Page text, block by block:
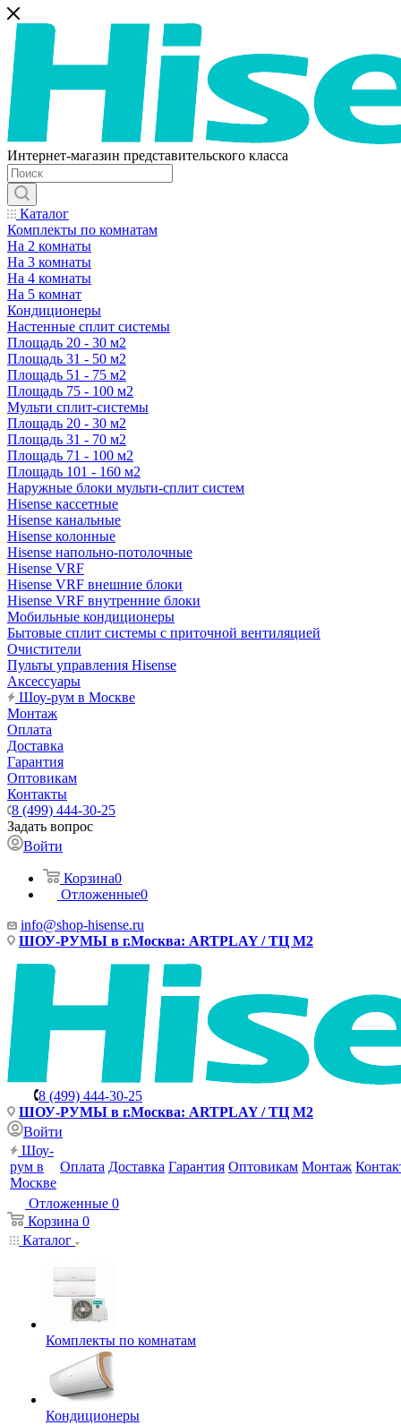
Интернет-магазин представительского класса
Каталог
Комплекты по комнатам
На 2 комнаты
На 3 комнаты
На 4 комнаты
На 5 комнат
Кондиционеры
Настенные сплит системы
Площадь 20 - 30 м2
Площадь 31 - 50 м2
Площадь 51 - 75 м2
Площадь 75 - 100 м2
Мульти сплит-системы
Площадь 20 - 30 м2
Площадь 31 - 70 м2
Площадь 71 - 100 м2
Площадь 101 - 160 м2
Наружные блоки мульти-сплит систем
Hisense кассетные
Hisense канальные
Hisense колонные
Hisense напольно-потолочные
Hisense VRF
Hisense VRF внешние блоки
Hisense VRF внутренние блоки
Мобильные кондиционеры
Бытовые сплит системы с приточной вентиляцией
Очистители
Пульты управления Hisense
Аксессуары
Шоу-рум в Москве
Монтаж
Оплата
Доставка
Гарантия
Оптовикам
Контакты
8 (499) 444-30-25
Задать вопрос
Войти
Корзина0
Отложенные0
info@shop-hisense.ru
ШОУ-РУМЫ в г.Москва: ARTPLAY / ТЦ М2
8 (499) 444-30-25
ШОУ-РУМЫ в г.Москва: ARTPLAY / ТЦ М2
Войти
Шоу-
рум в
Москве
Оплата Доставка Гарантия Оптовикам Монтаж
Отложенные 0
Корзина 0
Каталог
Комплекты по комнатам
Кондиционеры